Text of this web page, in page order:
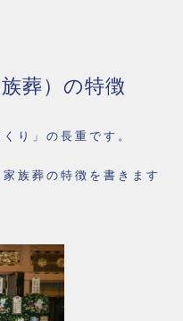
葬）の特徴
くり」の長重です。
族葬の特徴を書きます